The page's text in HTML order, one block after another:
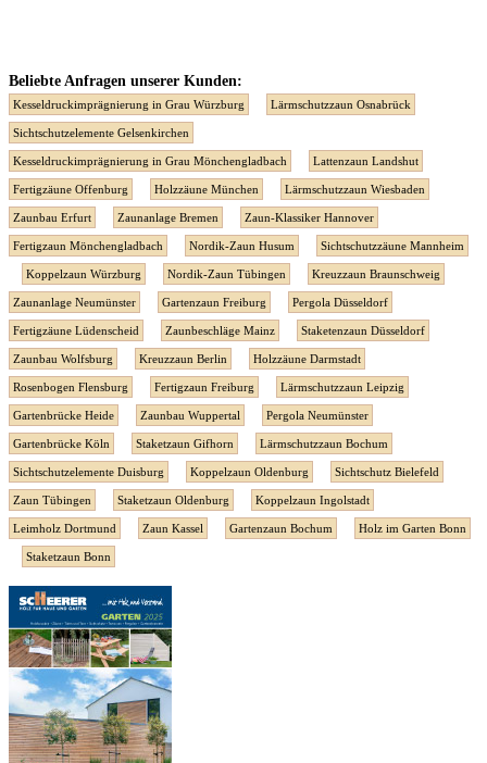
Beliebte Anfragen unserer Kunden:
Kesseldruckimprägnierung in Grau Würzburg Lärmschutzzaun Osnabrück
Sichtschutzelemente Gelsenkirchen
Kesseldruckimprägnierung in Grau Mönchengladbach Lattenzaun Landshut
Fertigzäune Offenburg Holzzäune München Lärmschutzzaun Wiesbaden
Zaunbau Erfurt Zaunanlage Bremen Zaun-Klassiker Hannover
Fertigzaun Mönchengladbach Nordik-Zaun Husum Sichtschutzzäune Mannheim
Koppelzaun Würzburg Nordik-Zaun Tübingen Kreuzzaun Braunschweig
Zaunanlage Neumünster Gartenzaun Freiburg Pergola Düsseldorf
Fertigzäune Lüdenscheid Zaunbeschläge Mainz Staketenzaun Düsseldorf
Zaunbau Wolfsburg Kreuzzaun Berlin Holzzäune Darmstadt
Rosenbogen Flensburg Fertigzaun Freiburg Lärmschutzzaun Leipzig
Gartenbrücke Heide Zaunbau Wuppertal Pergola Neumünster
Gartenbrücke Köln Staketzaun Gifhorn Lärmschutzzaun Bochum
Sichtschutzelemente Duisburg Koppelzaun Oldenburg Sichtschutz Bielefeld
Zaun Tübingen Staketzaun Oldenburg Koppelzaun Ingolstadt
Leimholz Dortmund Zaun Kassel Gartenzaun Bochum Holz im Garten Bonn
Staketzaun Bonn